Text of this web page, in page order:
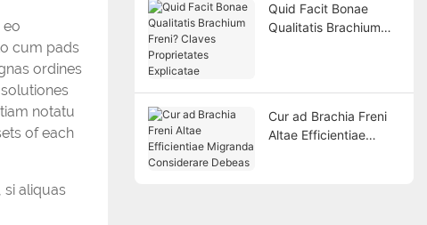
eo
cum pads
ordines
notatu
of each
si aliquas
Quid Facit Bonae
Qualitatis Brachium
Cur ad Brachia Freni
Altae Efficientiae